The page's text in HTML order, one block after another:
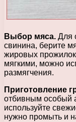
Выбор мяса. Для
свинина, берите
жировых
мягкими, можно
размягчения.
Приготовление
отбивным особый
используйте
нужно промыть и